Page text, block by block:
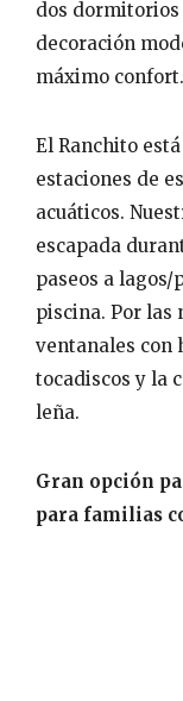
dos dormitorios
decoración
máximo confort.
El Ranchito
estaciones de
acuáticos.
escapada
paseos a
piscina. Por las
ventanales con
tocadiscos y la
leña.
Gran opción
para familias